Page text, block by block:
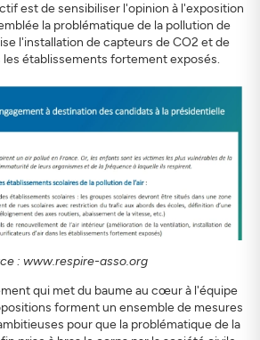
est de sensibiliser l'opinion à l'exposition
la problématique de la pollution de
l'installation de capteurs de CO2 et de
établissements fortement exposés.
: www.respire-asso.org
qui met du baume au cœur à l'équipe
forment un ensemble de mesures
pour que la problématique de la